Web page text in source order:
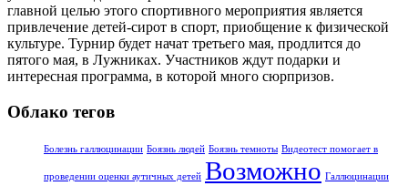
главной целью этого спортивного мероприятия является
привлечение детей-сирот в спорт, приобщение к физической
культуре. Турнир будет начат третьего мая, продлится до
пятого мая, в Лужниках. Участников ждут подарки и
интересная программа, в которой много сюрпризов.
Облако тегов
Болезнь галлюцинации Боязнь людей Боязнь темноты Видеотест помогает в
проведении оценки аутичных детей Возможно Галлюцинации